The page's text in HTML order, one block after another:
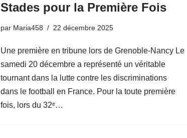
Stades pour la Première Fois
par Maria458 22 décembre 2025
Une première en tribune lors de Grenoble-Nancy Le
samedi 20 décembre a représenté un véritable
tournant dans la lutte contre les discriminations
dans le football en France. Pour la toute première
fois, lors du 32ᵉ…